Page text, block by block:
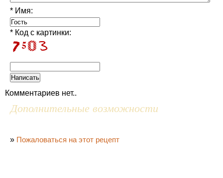
* Имя:
* Код с картинки:
Комментариев нет..
Дополнительные возможности
» Пожаловаться на этот рецепт